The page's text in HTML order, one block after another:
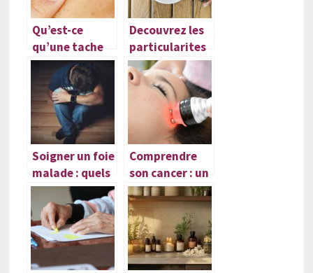
Qu’est-ce
qu’une tache
brune ou tache
de veillesse ?
Decouvrez les
particularites
et les bienfaits
de ces tisanes
Soigner un foie
malade : quels
sont les
symptômes et
quelles sont les
solutions ?
Comprendre
son cancer : un
voyage au
cœur de la
maladie